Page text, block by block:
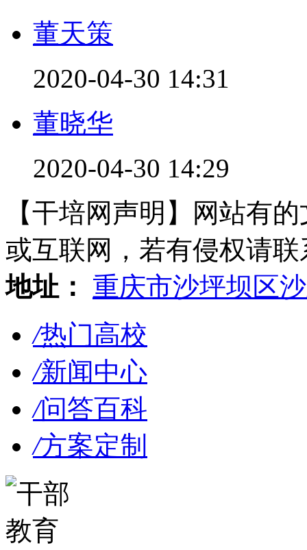
董天策
2020-04-30 14:31
董晓华
2020-04-30 14:29
【干培网声明】网站有
或互联网，若有侵权请联
地址：
重庆市沙坪坝区
/热门高校
/新闻中心
/问答百科
/方案定制